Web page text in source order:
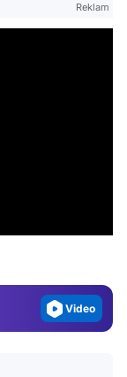
Reklam
Video